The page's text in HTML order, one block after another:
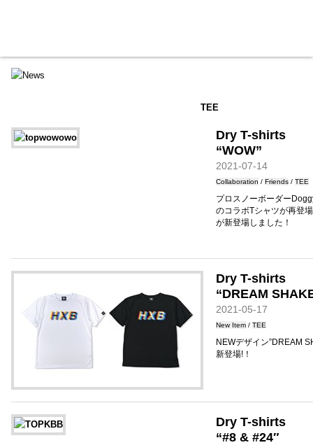
TEE
Dry T-shirts
“WOW”
2021-07-14
Collaboration / Friends / TEE
プロスノーボーダー
のコラボTシャツが再登
が新登場しました！
Dry T-shirts
“DREAM
2021-05-17
New Item / TEE
NEWデザイン”DREAM
新登場!！
Dry T-shirts
“#8 & #24″